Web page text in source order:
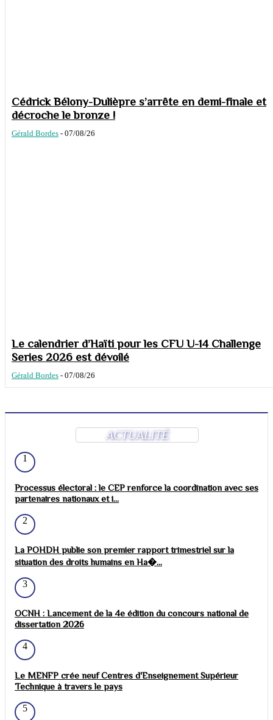
Cédrick Bélony-Dulièpre s’arrête en demi-finale et
décroche le bronze !
Gérald Bordes - 07/08/26
Le calendrier d’Haïti pour les CFU U-14 Challenge
Series 2026 est dévoilé
Gérald Bordes - 07/08/26
ACTUALITÉ
1
Processus électoral : le CEP renforce la coordination avec ses
partenaires nationaux et i...
2
La POHDH publie son premier rapport trimestriel sur la
situation des droits humains en Ha�...
3
OCNH : Lancement de la 4e édition du concours national de
dissertation 2026
4
Le MENFP crée neuf Centres d'Enseignement Supérieur
Technique à travers le pays
5